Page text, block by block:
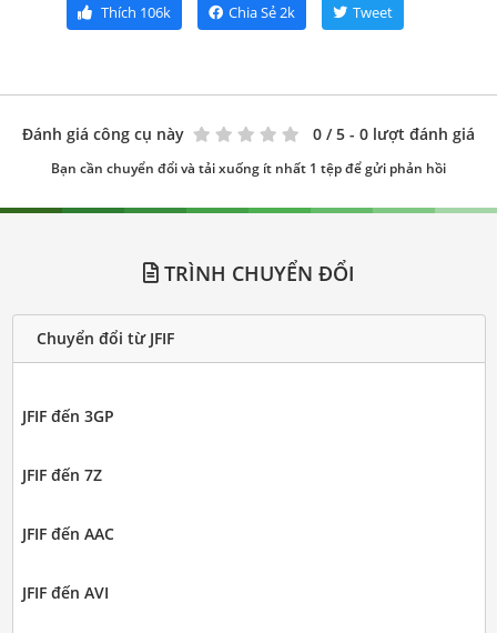
Thích 106k Chia Sẻ2k Tweet
Đánh giá công cụ này 0 / 5 - 0 lượt đánh giá
Bạn cần chuyển đổi và tải xuống ít nhất 1 tệp để gửi phản hồi
TRÌNH CHUYỂN ĐỔI
Chuyển đổi từ JFIF
JFIF đến 3GP
JFIF đến 7Z
JFIF đến AAC
JFIF đến AVI